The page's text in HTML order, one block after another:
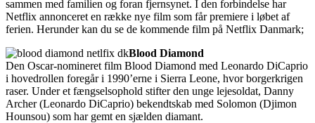
sammen med familien og foran fjernsynet. I den forbindelse har
Netflix annonceret en række nye film som får premiere i løbet af
ferien. Herunder kan du se de kommende film på Netflix Danmark;
Blood Diamond
Den Oscar-nomineret film Blood Diamond med Leonardo DiCaprio
i hovedrollen foregår i 1990’erne i Sierra Leone, hvor borgerkrigen
raser. Under et fængselsophold stifter den unge lejesoldat, Danny
Archer (Leonardo DiCaprio) bekendtskab med Solomon (Djimon
Hounsou) som har gemt en sjælden diamant.